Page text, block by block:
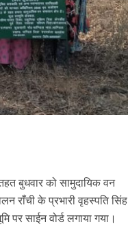
बुधवार को सामुदायिक वन
राँची के प्रभारी वृहस्पति सिंह
पर साईन वोर्ड लगाया गया।